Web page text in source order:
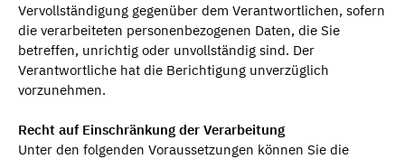
Vervollständigung gegenüber dem Verantwortlichen, sofern
die verarbeiteten personenbezogenen Daten, die Sie
betreffen, unrichtig oder unvollständig sind. Der
Verantwortliche hat die Berichtigung unverzüglich
vorzunehmen.
Recht auf Einschränkung der Verarbeitung
Unter den folgenden Voraussetzungen können Sie die